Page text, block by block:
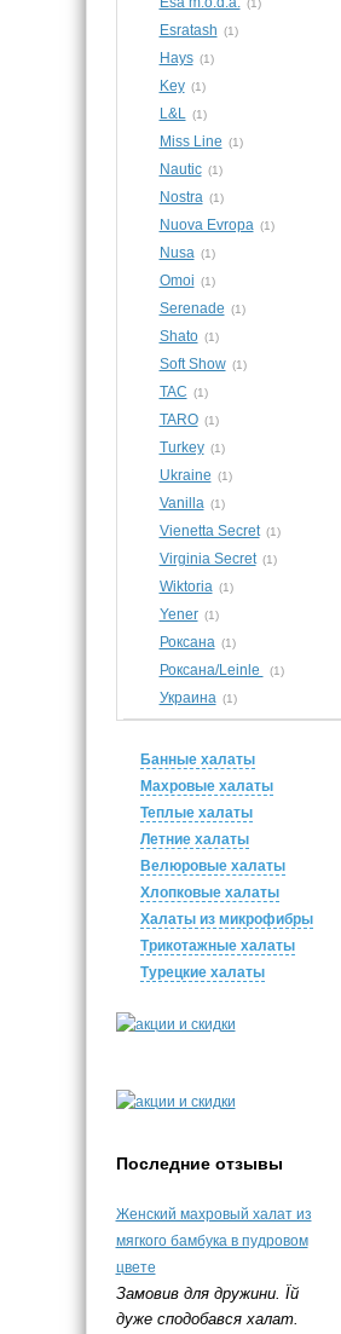
(1)
Esratash (1)
Hays (1)
Key (1)
L&L (1)
Miss Line (1)
Nautic (1)
Nostra (1)
Nuova Evropa (1)
Nusa (1)
Omoi (1)
Serenade (1)
Shato (1)
Soft Show (1)
TAC (1)
TARO (1)
Turkey (1)
Ukraine (1)
Vanilla (1)
Vienetta Secret (1)
Virginia Secret (1)
Wiktoria (1)
Yener (1)
Роксана (1)
Роксана/Leinle (1)
Украина (1)
Банные халаты
Махровые халаты
Теплые халаты
Летние халаты
Велюровые халаты
Хлопковые халаты
Халаты из микрофибры
Трикотажные халаты
Турецкие халаты
Последние отзывы
Женский махровый халат из
мягкого бамбука в пудровом
цвете
Замовив для дружини. Їй
дуже сподобався халат.